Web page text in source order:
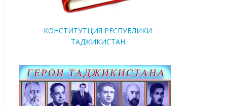
КОНСТИТУТЦИЯ РЕСПУБЛИКИ
ТАДЖИКИСТАН